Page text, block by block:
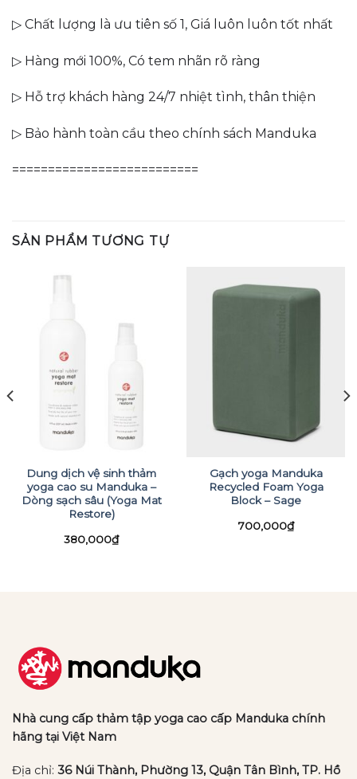
▷ Chất lượng là ưu tiên số 1, Giá luôn luôn tốt nhất
▷ Hàng mới 100%, Có tem nhãn rõ ràng
▷ Hỗ trợ khách hàng 24/7 nhiệt tình, thân thiện
▷ Bảo hành toàn cầu theo chính sách Manduka
==========================
SẢN PHẨM TƯƠNG TỰ
Dung dịch vệ sinh thảm
yoga cao su Manduka –
Dòng sạch sâu (Yoga Mat
Restore)
380,000₫
Gạch yoga Manduka
Recycled Foam Yoga
Block – Sage
700,000₫
Nhà cung cấp thảm tập yoga cao cấp Manduka chính
hãng tại Việt Nam
Địa chỉ: 36 Núi Thành, Phường 13, Quận Tân Bình, TP. Hồ